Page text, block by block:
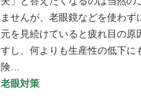
ませんが、老眼鏡などを使わず
元を見続けていると疲れ目の原
すし、何よりも生産性の低下に
険…
老眼対策